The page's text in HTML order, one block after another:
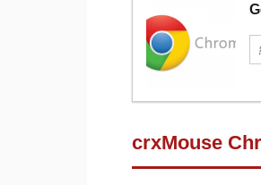
crxMouse